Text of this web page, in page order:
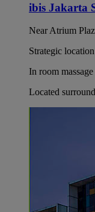
ibis Jakarta
Near Atrium
Strategic
In room
Located